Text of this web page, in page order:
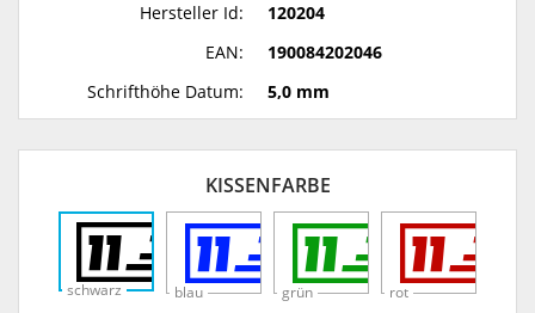
Hersteller Id:
120204
EAN:
190084202046
Schrifthöhe Datum:
5,0 mm
KISSENFARBE
schwarz blau grün rot